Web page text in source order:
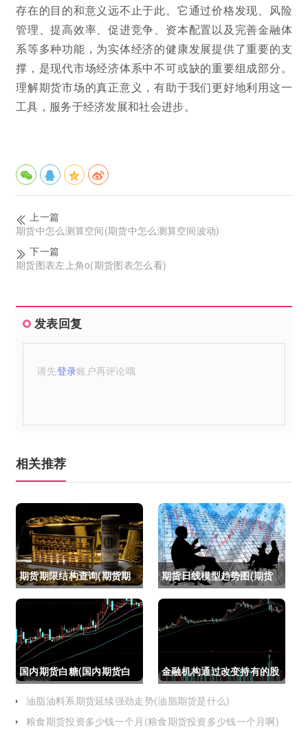
存在的目的和意义远不止于此。它通过价格发现、风险
管理、提高效率、促进竞争、资本配置以及完善金融体
系等多种功能，为实体经济的健康发展提供了重要的支
撑，是现代市场经济体系中不可或缺的重要组成部分。
理解期货市场的真正意义，有助于我们更好地利用这一
工具，服务于经济发展和社会进步。
上一篇
期货中怎么测算空间(期货中怎么测算空间波动)
下一篇
期货图表左上角o(期货图表怎么看)
发表回复
请先登录账户再评论哦
相关推荐
期货期限结构查询(期货期
限结构)
期货日线模型趋势图(期货
日线模型趋势图怎么看)
国内期货白糖(国内期货白
糖合约是怎么交割)
金融机构通过改变持有的股
指期货合约(股指期货合约
最长持有多久)
油脂油料系期货延续强劲走势(油脂期货是什么)
粮食期货投资多少钱一个月(粮食期货投资多少钱一个月啊)